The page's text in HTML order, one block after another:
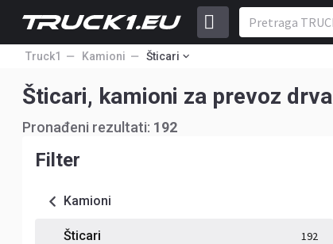
Truck1 Kamioni Šticari
Šticari, kamioni za prevoz drva
Pronađeni rezultati: 192
Filter
Kamioni
Šticari 192